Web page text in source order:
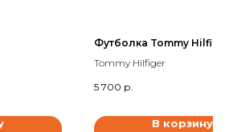
Футболка Tommy Hilfiger
Tommy Hilfiger
5 700 р.
В корзину